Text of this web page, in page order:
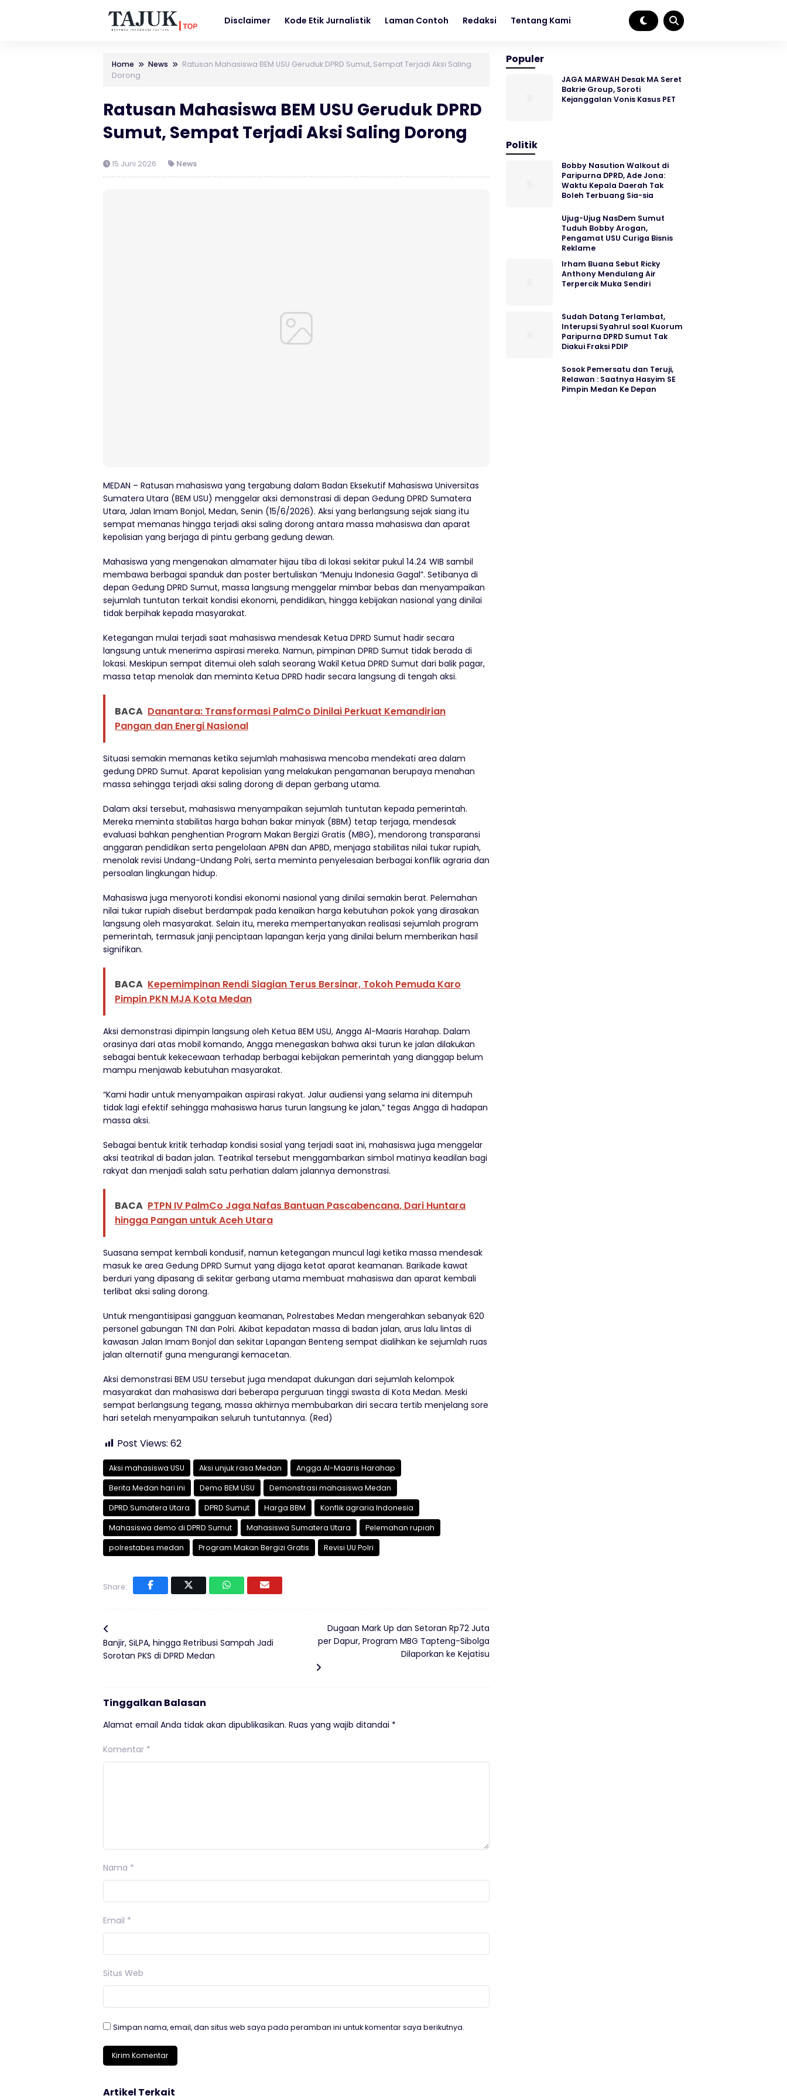
Disclaimer Kode Etik Jurnalistik Laman Contoh Redaksi Tentang Kami
Home News
Ratusan Mahasiswa BEM USU Geruduk DPRD Sumut, Sempat Terjadi Aksi Saling
Dorong
Ratusan Mahasiswa BEM USU Geruduk DPRD
Sumut, Sempat Terjadi Aksi Saling Dorong
15 Juni 2026 News
MEDAN – Ratusan mahasiswa yang tergabung dalam Badan Eksekutif Mahasiswa Universitas
Sumatera Utara (BEM USU) menggelar aksi demonstrasi di depan Gedung DPRD Sumatera
Utara, Jalan Imam Bonjol, Medan, Senin (15/6/2026). Aksi yang berlangsung sejak siang itu
sempat memanas hingga terjadi aksi saling dorong antara massa mahasiswa dan aparat
kepolisian yang berjaga di pintu gerbang gedung dewan.
Mahasiswa yang mengenakan almamater hijau tiba di lokasi sekitar pukul 14.24 WIB sambil
membawa berbagai spanduk dan poster bertuliskan “Menuju Indonesia Gagal”. Setibanya di
depan Gedung DPRD Sumut, massa langsung menggelar mimbar bebas dan menyampaikan
sejumlah tuntutan terkait kondisi ekonomi, pendidikan, hingga kebijakan nasional yang dinilai
tidak berpihak kepada masyarakat.
Ketegangan mulai terjadi saat mahasiswa mendesak Ketua DPRD Sumut hadir secara
langsung untuk menerima aspirasi mereka. Namun, pimpinan DPRD Sumut tidak berada di
lokasi. Meskipun sempat ditemui oleh salah seorang Wakil Ketua DPRD Sumut dari balik pagar,
massa tetap menolak dan meminta Ketua DPRD hadir secara langsung di tengah aksi.
BACA Danantara: Transformasi PalmCo Dinilai Perkuat Kemandirian
Pangan dan Energi Nasional
Situasi semakin memanas ketika sejumlah mahasiswa mencoba mendekati area dalam
gedung DPRD Sumut. Aparat kepolisian yang melakukan pengamanan berupaya menahan
massa sehingga terjadi aksi saling dorong di depan gerbang utama.
Dalam aksi tersebut, mahasiswa menyampaikan sejumlah tuntutan kepada pemerintah.
Mereka meminta stabilitas harga bahan bakar minyak (BBM) tetap terjaga, mendesak
evaluasi bahkan penghentian Program Makan Bergizi Gratis (MBG), mendorong transparansi
anggaran pendidikan serta pengelolaan APBN dan APBD, menjaga stabilitas nilai tukar rupiah,
menolak revisi Undang-Undang Polri, serta meminta penyelesaian berbagai konflik agraria dan
persoalan lingkungan hidup.
Mahasiswa juga menyoroti kondisi ekonomi nasional yang dinilai semakin berat. Pelemahan
nilai tukar rupiah disebut berdampak pada kenaikan harga kebutuhan pokok yang dirasakan
langsung oleh masyarakat. Selain itu, mereka mempertanyakan realisasi sejumlah program
pemerintah, termasuk janji penciptaan lapangan kerja yang dinilai belum memberikan hasil
signifikan.
BACA Kepemimpinan Rendi Siagian Terus Bersinar, Tokoh Pemuda Karo
Pimpin PKN MJA Kota Medan
Aksi demonstrasi dipimpin langsung oleh Ketua BEM USU, Angga Al-Maaris Harahap. Dalam
orasinya dari atas mobil komando, Angga menegaskan bahwa aksi turun ke jalan dilakukan
sebagai bentuk kekecewaan terhadap berbagai kebijakan pemerintah yang dianggap belum
mampu menjawab kebutuhan masyarakat.
“Kami hadir untuk menyampaikan aspirasi rakyat. Jalur audiensi yang selama ini ditempuh
tidak lagi efektif sehingga mahasiswa harus turun langsung ke jalan,” tegas Angga di hadapan
massa aksi.
Sebagai bentuk kritik terhadap kondisi sosial yang terjadi saat ini, mahasiswa juga menggelar
aksi teatrikal di badan jalan. Teatrikal tersebut menggambarkan simbol matinya keadilan bagi
rakyat dan menjadi salah satu perhatian dalam jalannya demonstrasi.
BACA PTPN IV PalmCo Jaga Nafas Bantuan Pascabencana, Dari Huntara
hingga Pangan untuk Aceh Utara
Suasana sempat kembali kondusif, namun ketegangan muncul lagi ketika massa mendesak
masuk ke area Gedung DPRD Sumut yang dijaga ketat aparat keamanan. Barikade kawat
berduri yang dipasang di sekitar gerbang utama membuat mahasiswa dan aparat kembali
terlibat aksi saling dorong.
Untuk mengantisipasi gangguan keamanan, Polrestabes Medan mengerahkan sebanyak 620
personel gabungan TNI dan Polri. Akibat kepadatan massa di badan jalan, arus lalu lintas di
kawasan Jalan Imam Bonjol dan sekitar Lapangan Benteng sempat dialihkan ke sejumlah ruas
jalan alternatif guna mengurangi kemacetan.
Aksi demonstrasi BEM USU tersebut juga mendapat dukungan dari sejumlah kelompok
masyarakat dan mahasiswa dari beberapa perguruan tinggi swasta di Kota Medan. Meski
sempat berlangsung tegang, massa akhirnya membubarkan diri secara tertib menjelang sore
hari setelah menyampaikan seluruh tuntutannya. (Red)
Post Views: 62
Aksi mahasiswa USU Aksi unjuk rasa Medan
Angga Al-Maaris Harahap
Berita Medan hari ini
Demo BEM USU
Demonstrasi mahasiswa Medan
DPRD Sumatera Utara
DPRD Sumut Harga BBM
Konflik agraria Indonesia
Mahasiswa demo di DPRD Sumut
Mahasiswa Sumatera Utara
Pelemahan rupiah
polrestabes medan
Program Makan Bergizi Gratis Revisi UU Polri
Share:
Banjir, SiLPA, hingga Retribusi Sampah Jadi
Sorotan PKS di DPRD Medan
Dugaan Mark Up dan Setoran Rp72 Juta
per Dapur, Program MBG Tapteng-Sibolga
Dilaporkan ke Kejatisu
Tinggalkan Balasan
Alamat email Anda tidak akan dipublikasikan. Ruas yang wajib ditandai *
Komentar *
Nama *
Email *
Situs Web
Simpan nama, email, dan situs web saya pada peramban ini untuk komentar saya berikutnya.
Artikel Terkait
Populer
JAGA MARWAH Desak MA Seret
Bakrie Group, Soroti
Kejanggalan Vonis Kasus PET
Politik
Bobby Nasution Walkout di
Paripurna DPRD, Ade Jona:
Waktu Kepala Daerah Tak
Boleh Terbuang Sia-sia
Ujug-Ujug NasDem Sumut
Tuduh Bobby Arogan,
Pengamat USU Curiga Bisnis
Reklame
Irham Buana Sebut Ricky
Anthony Mendulang Air
Terpercik Muka Sendiri
Sudah Datang Terlambat,
Interupsi Syahrul soal Kuorum
Paripurna DPRD Sumut Tak
Diakui Fraksi PDIP
Sosok Pemersatu dan Teruji,
Relawan : Saatnya Hasyim SE
Pimpin Medan Ke Depan